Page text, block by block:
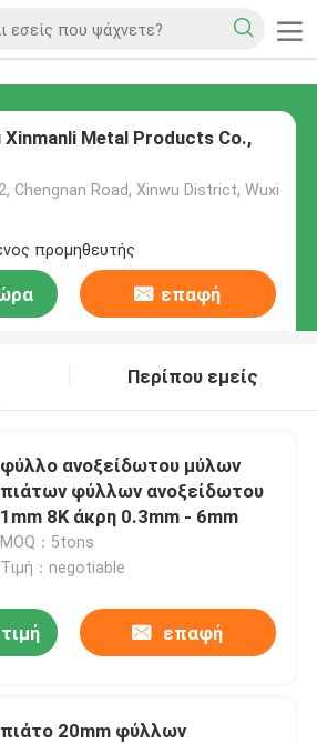
Xinmanli Metal Products Co.,
Chengnan Road, Xinwu District, Wuxi
προμηθευτής
επαφή
Περίπου εμείς
φύλλο ανοξείδωτου μύλων
πιάτων φύλλων ανοξείδωτου
1mm 8K άκρη 0.3mm - 6mm
MOQ：5tons
Τιμή：negotiable
επαφή
πιάτο 20mm φύλλων